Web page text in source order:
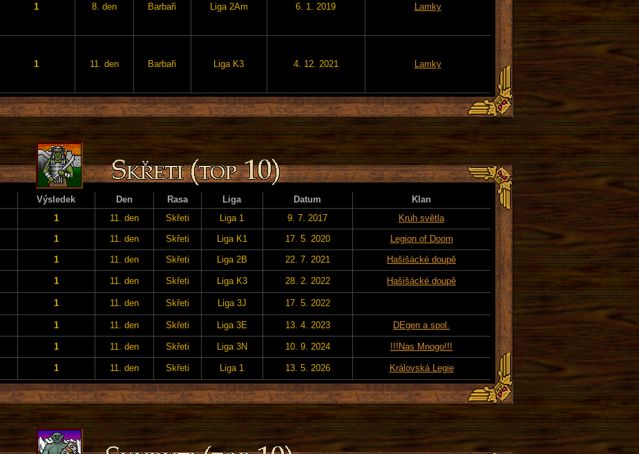
1 8. den Barbaři Liga 2Am 6. 1. 2019 Lamky
1 11. den Barbaři Liga K3 4. 12. 2021 Lamky
Výsledek Den Rasa Liga Datum
Klan
1 11. den Skřeti Liga 1 9. 7. 2017
Kruh světla
1 11. den Skřeti Liga K1 17. 5. 2020
Legion of Doom
1 11. den Skřeti Liga 2B 22. 7. 2021 Hašišácké doupě
1 11. den Skřeti Liga K3 28. 2. 2022 Hašišácké doupě
1 11. den Skřeti Liga 3J 17. 5. 2022
1 11. den Skřeti Liga 3E 13. 4. 2023 DEgen a spol.
1 11. den Skřeti Liga 3N 10. 9. 2024 !!!Nas Mnogo!!!
1 11. den Skřeti Liga 1 13. 5. 2026 Královská Legie